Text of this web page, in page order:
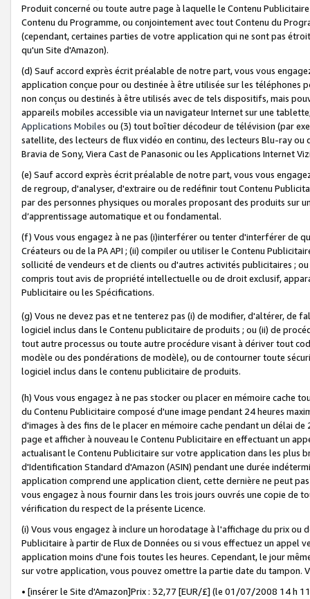
Produit concerné ou toute autre page à laquelle le Contenu
Contenu du Programme, ou conjointement avec tout Contenu du
(cependant, certaines parties de votre application qui ne sont pas
qu'un Site d'Amazon).
(d) Sauf accord exprès écrit préalable de notre part, vous vous
application conçue pour ou destinée à être utilisée sur les téléphones
non conçus ou destinés à être utilisés avec de tels dispositifs, mais
appareils mobiles accessible via un navigateur Internet sur une
Applications Mobiles ou (3) tout boîtier décodeur de télévision (par
satellite, des lecteurs de flux vidéo en continu, des lecteurs Blu-ray
Bravia de Sony, Viera Cast de Panasonic ou les Applications Internet
(e) Sauf accord exprès écrit préalable de notre part, vous vous
de regroup, d'analyser, d'extraire ou de redéfinir tout Contenu
par des personnes physiques ou morales proposant des produits sur
d’apprentissage automatique et ou fondamental.
(f) Vous vous engagez à ne pas (i)interférer ou tenter d'interférer de
Créateurs ou de la PA API ; (ii) compiler ou utiliser le Contenu
sollicité de vendeurs et de clients ou d'autres activités publicitaires ;
compris tout avis de propriété intellectuelle ou de droit exclusif,
Publicitaire ou les Spécifications.
(g) Vous ne devez pas et ne tenterez pas (i) de modifier, d'altérer, de
logiciel inclus dans le Contenu publicitaire de produits ; ou (ii) de
tout autre processus ou toute autre procédure visant à dériver tout
modèle ou des pondérations de modèle), ou de contourner toute
logiciel inclus dans le contenu publicitaire de produits.
(h) Vous vous engagez à ne pas stocker ou placer en mémoire cache
du Contenu Publicitaire composé d'une image pendant 24 heures
d'images à des fins de le placer en mémoire cache pendant un délai
page et afficher à nouveau le Contenu Publicitaire en effectuant un
actualisant le Contenu Publicitaire sur votre application dans les plus
d'Identification Standard d'Amazon (ASIN) pendant une durée
application comprend une application client, cette dernière ne peut
vous engagez à nous fournir dans les trois jours ouvrés une copie de
vérification du respect de la présente Licence.
(i) Vous vous engagez à inclure un horodatage à l'affichage du prix
Publicitaire à partir de Flux de Données ou si vous effectuez un appel
application moins d'une fois toutes les heures. Cependant, le jour
sur votre application, vous pouvez omettre la partie date du tampon.
• [insérer le Site d'Amazon]Prix : 32,77 [EUR/£] (le 01/07/2008 14 h